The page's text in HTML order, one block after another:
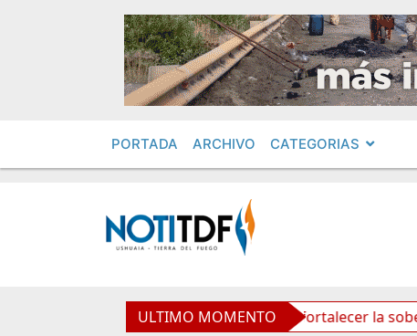
PORTADA ARCHIVO CATEGORIAS
ULTIMO MOMENTO
herramienta estratégica para fortalecer la soberanía